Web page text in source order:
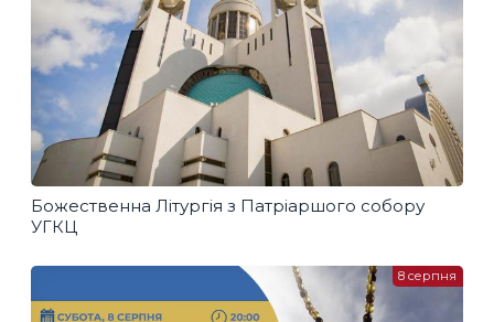
Божественна Літургія з Патріаршого собору
УГКЦ
8 серпня